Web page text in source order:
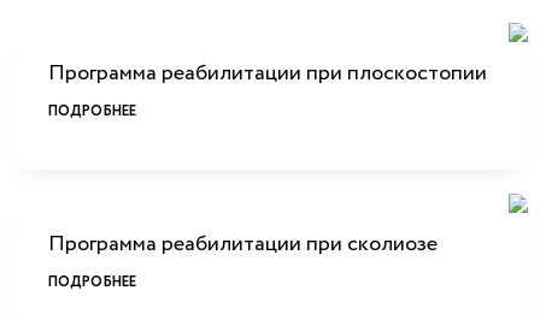
Программа реабилитации при плоскостопии
ПОДРОБНЕЕ
Программа реабилитации при сколиозе
ПОДРОБНЕЕ